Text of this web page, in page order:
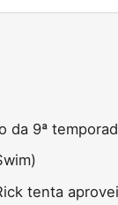
da 9ª
tenta